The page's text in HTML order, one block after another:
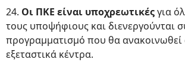
24. Οι ΠΚΕ είναι υποχρεωτικέςγια
τους υποψήφιους και διενεργούνται
προγραμματισμό που θα
εξεταστικά κέντρα.